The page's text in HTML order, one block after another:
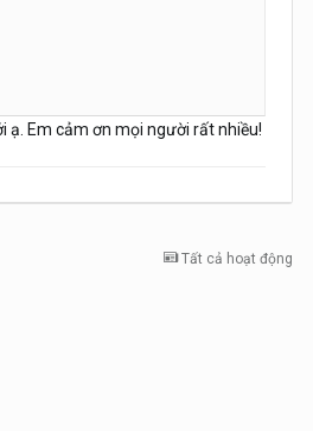
ạ. Em cảm ơn mọi người rất nhiều!
Tất cả hoạt động